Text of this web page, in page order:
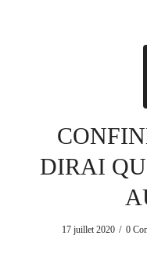
DIRAI
17 juillet 2020 / 0